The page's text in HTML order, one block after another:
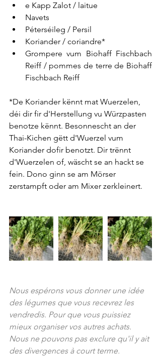
e Kapp Zalot / laitue
Navets
Péterséileg / Persil
Koriander / coriandre*
Grompere vum Biohaff Fischbach
Reiff / pommes de terre de Biohaff
Fischbach Reiff
*De Koriander kënnt mat Wuerzelen,
déi dir fir d'Herstellung vu Würzpasten
benotze kënnt. Besonnescht an der
Thai-Kichen gëtt d'Wuerzel vum
Koriander dofir benotzt. Dir trënnt
d'Wuerzelen of, wäscht se an hackt se
fein. Dono ginn se am Mörser
zerstampft oder am Mixer zerkleinert.
Nous espérons vous donner une idée
des légumes que vous recevrez les
vendredis. Pour que vous puissiez
mieux organiser vos autres achats.
Nous ne pouvons pas exclure qu'il y ait
des divergences à court terme.